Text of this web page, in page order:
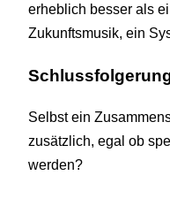
erheblich besser als
Zukunftsmusik, ein
Selbst ein
zusätzlich, egal ob
werden?